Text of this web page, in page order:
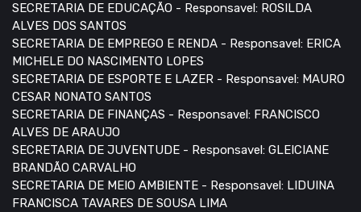
SECRETARIA DE EDUCAÇÃO - Responsavel: ROSILDA
ALVES DOS SANTOS
SECRETARIA DE EMPREGO E RENDA - Responsavel: ERICA
MICHELE DO NASCIMENTO LOPES
SECRETARIA DE ESPORTE E LAZER - Responsavel: MAURO
CESAR NONATO SANTOS
SECRETARIA DE FINANÇAS - Responsavel: FRANCISCO
ALVES DE ARAUJO
SECRETARIA DE JUVENTUDE - Responsavel: GLEICIANE
BRANDÃO CARVALHO
SECRETARIA DE MEIO AMBIENTE - Responsavel: LIDUINA
FRANCISCA TAVARES DE SOUSA LIMA